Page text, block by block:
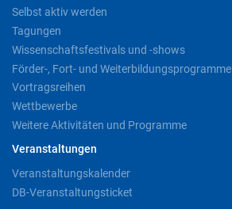
Selbst aktiv werden
Tagungen
Wissenschaftsfestivals und -shows
Förder-, Fort- und Weiterbildungsprogramme
Vortragsreihen
Wettbewerbe
Weitere Aktivitäten und Programme
Veranstaltungen
Veranstaltungskalender
DB-Veranstaltungsticket